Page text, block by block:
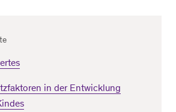
in der Entwicklung